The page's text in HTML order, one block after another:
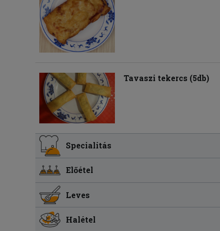
Tavaszi tekercs (5db)
Specialitás
Előétel
Leves
Halétel